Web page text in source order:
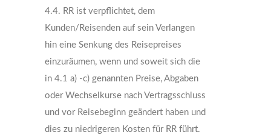
4.4. RR ist verpflichtet, dem
Kunden/Reisenden auf sein Verlangen
hin eine Senkung des Reisepreises
einzuräumen, wenn und soweit sich die
in 4.1 a) -c) genannten Preise, Abgaben
oder Wechselkurse nach Vertragsschluss
und vor Reisebeginn geändert haben und
dies zu niedrigeren Kosten für RR führt.